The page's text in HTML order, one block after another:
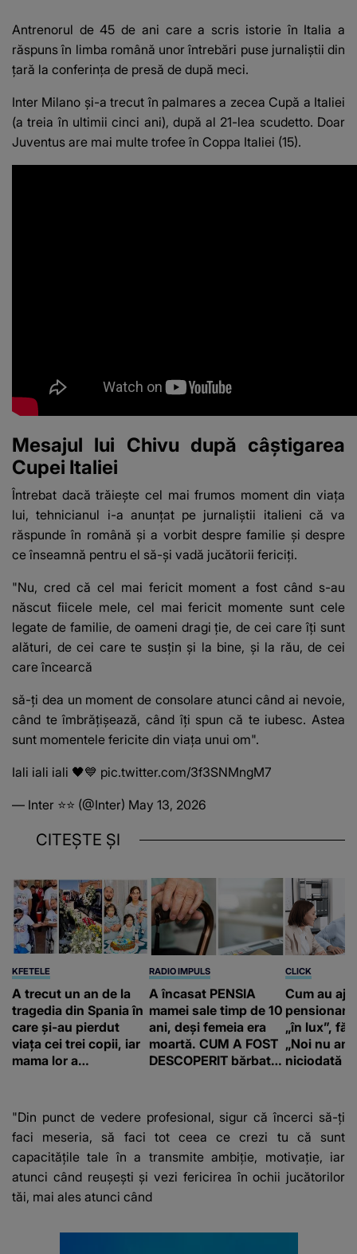
Antrenorul de 45 de ani care a scris istorie în Italia a
răspuns în limba română unor întrebări puse jurnaliștii din
țară la conferința de presă de după meci.
Inter Milano și-a trecut în palmares a zecea Cupă a Italiei
(a treia în ultimii cinci ani), după al 21-lea scudetto. Doar
Juventus are mai multe trofee în Coppa Italiei (15).
Mesajul lui Chivu după câștigarea
Cupei Italiei
Întrebat dacă trăiește cel mai frumos moment din viața
lui, tehnicianul i-a anunțat pe jurnaliștii italieni că va
răspunde în română și a vorbit despre familie și despre
ce înseamnă pentru el să-și vadă jucătorii fericiți.
"Nu, cred că cel mai fericit moment a fost când s-au
născut fiicele mele, cel mai fericit momente sunt cele
legate de familie, de oameni dragi ție, de cei care îți sunt
alături, de cei care te susțin și la bine, și la rău, de cei
care încearcă
să-ți dea un moment de consolare atunci când ai nevoie,
când te îmbrățișează, când îți spun că te iubesc. Astea
sunt momentele fericite din viața unui om".
Iali iali iali 🖤💙 pic.twitter.com/3f3SNMngM7
— Inter ⭐⭐ (@Inter) May 13, 2026
CITEȘTE ȘI
KFETELE
A trecut un an de la
tragedia din Spania în
care și-au pierdut
viața cei trei copii, iar
mama lor a…
RADIO IMPULS
A încasat PENSIA
mamei sale timp de 10
ani, deși femeia era
moartă. CUM A FOST
DESCOPERIT bărbatul
banii obținuți? SUMA
E COLOSALĂ
CLICK
Cum au
pensionari
„în lux”,
„Noi nu
niciodată
"Din punct de vedere profesional, sigur că încerci să-ți
faci meseria, să faci tot ceea ce crezi tu că sunt
capacitățile tale în a transmite ambiție, motivație, iar
atunci când reușești și vezi fericirea în ochii jucătorilor
tăi, mai ales atunci când